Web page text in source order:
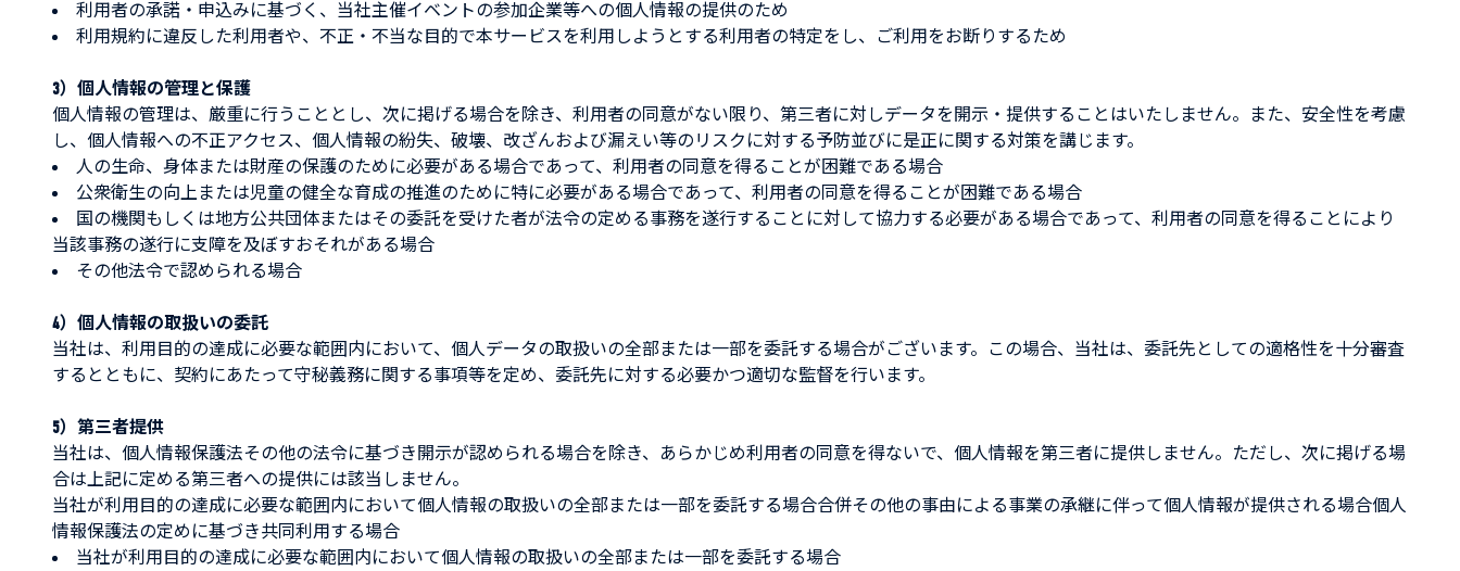
利用者の承諾・申込みに基づく、当社主催イベントの参加企業等への個人情報の提供のため
利用規約に違反した利用者や、不正・不当な目的で本サービスを利用しようとする利用者の特定をし、ご利用をお断りするため
3）個人情報の管理と保護
個人情報の管理は、厳重に行うこととし、次に掲げる場合を除き、利用者の同意がない限り、第三者に対しデータを開示・提供することはいたしません。また、安全性を考慮
し、個人情報への不正アクセス、個人情報の紛失、破壊、改ざんおよび漏えい等のリスクに対する予防並びに是正に関する対策を講じます。
人の生命、身体または財産の保護のために必要がある場合であって、利用者の同意を得ることが困難である場合
公衆衛生の向上または児童の健全な育成の推進のために特に必要がある場合であって、利用者の同意を得ることが困難である場合
国の機関もしくは地方公共団体またはその委託を受けた者が法令の定める事務を遂行することに対して協力する必要がある場合であって、利用者の同意を得ることにより
当該事務の遂行に支障を及ぼすおそれがある場合
その他法令で認められる場合
4）個人情報の取扱いの委託
当社は、利用目的の達成に必要な範囲内において、個人データの取扱いの全部または一部を委託する場合がございます。この場合、当社は、委託先としての適格性を十分審査
するとともに、契約にあたって守秘義務に関する事項等を定め、委託先に対する必要かつ適切な監督を行います。
5）第三者提供
当社は、個人情報保護法その他の法令に基づき開示が認められる場合を除き、あらかじめ利用者の同意を得ないで、個人情報を第三者に提供しません。ただし、次に掲げる場
合は上記に定める第三者への提供には該当しません。
当社が利用目的の達成に必要な範囲内において個人情報の取扱いの全部または一部を委託する場合合併その他の事由による事業の承継に伴って個人情報が提供される場合個人
情報保護法の定めに基づき共同利用する場合
当社が利用目的の達成に必要な範囲内において個人情報の取扱いの全部または一部を委託する場合